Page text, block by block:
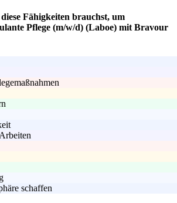
Fähigkeiten brauchst, um
Pflege (m/w/d) (Laboe) mit Bravour
schaffen